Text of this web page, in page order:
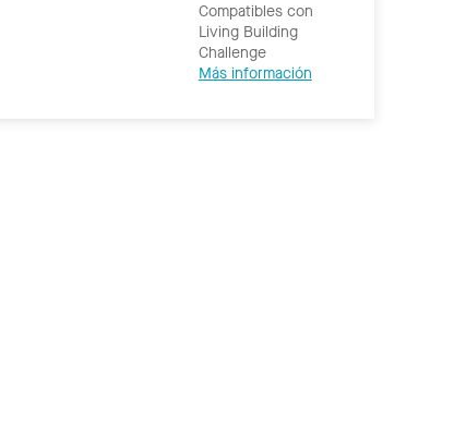
Compatibles con
Living Building
Challenge
Más información